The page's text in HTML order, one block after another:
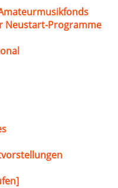
Neustart-Programme